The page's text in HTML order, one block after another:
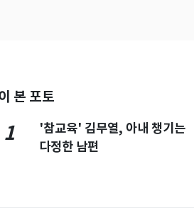
본 포토
1
'참교육' 김무열, 아내 챙기는
다정한 남편